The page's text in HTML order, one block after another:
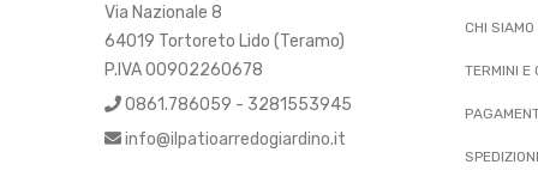
Via Nazionale 8
64019 Tortoreto Lido (Teramo)
P.IVA 00902260678
0861.786059 - 3281553945
info@ilpatioarredogiardino.it
CHI SIAMO
TERMINI E